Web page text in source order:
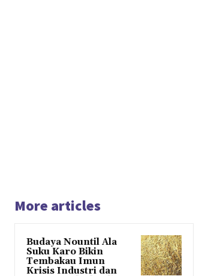
More articles
Budaya Nountil Ala
Suku Karo Bikin
Tembakau Imun
Krisis Industri dan